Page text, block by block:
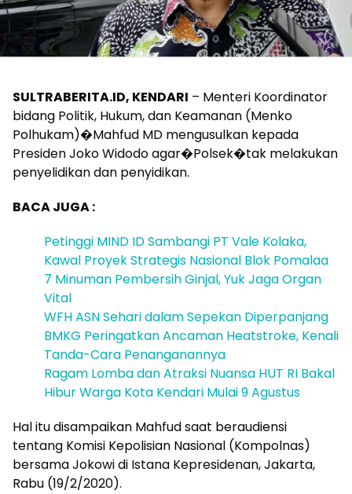
SULTRABERITA.ID, KENDARI – Menteri Koordinator
bidang Politik, Hukum, dan Keamanan (Menko
Polhukam)�Mahfud MD mengusulkan kepada
Presiden Joko Widodo agar�Polsek�tak melakukan
penyelidikan dan penyidikan.
BACA JUGA :
Petinggi MIND ID Sambangi PT Vale Kolaka,
Kawal Proyek Strategis Nasional Blok Pomalaa
7 Minuman Pembersih Ginjal, Yuk Jaga Organ
Vital
WFH ASN Sehari dalam Sepekan Diperpanjang
BMKG Peringatkan Ancaman Heatstroke, Kenali
Tanda-Cara Penanganannya
Ragam Lomba dan Atraksi Nuansa HUT RI Bakal
Hibur Warga Kota Kendari Mulai 9 Agustus
Hal itu disampaikan Mahfud saat beraudiensi
tentang Komisi Kepolisian Nasional (Kompolnas)
bersama Jokowi di Istana Kepresidenan, Jakarta,
Rabu (19/2/2020).